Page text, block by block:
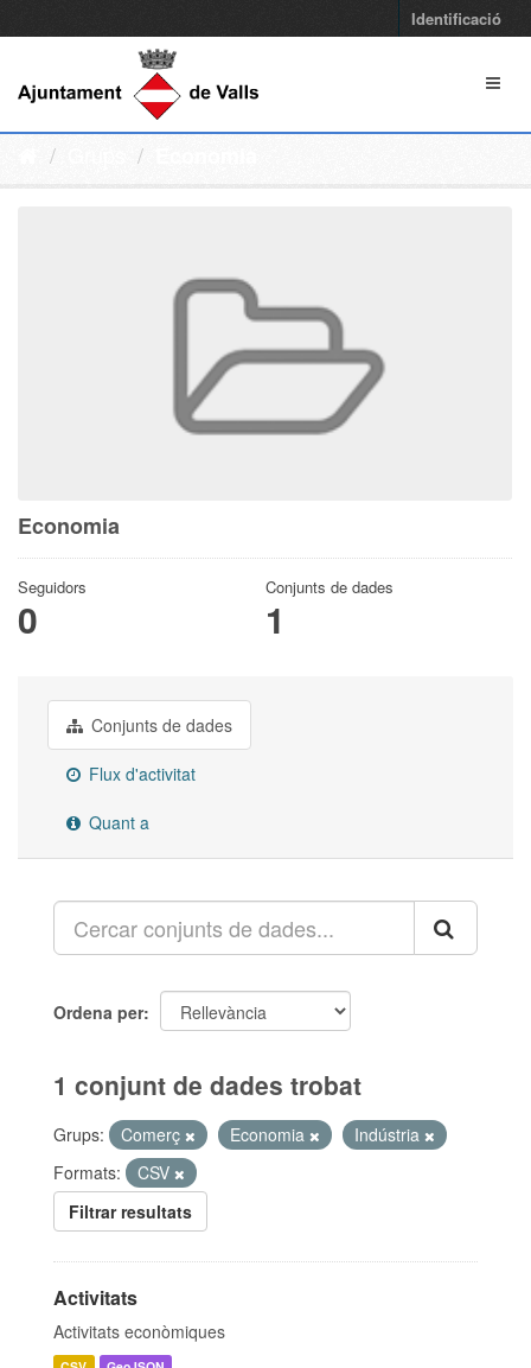
Identificació
Economia
Seguidors
0
Conjunts de dades
1
Conjunts de dades
Flux d'activitat
Quant a
Ordena per
1 conjunt de dades trobat
Grups: Comerç Economia
Indústria
Formats:
CSV
Filtrar resultats
Activitats
Activitats econòmiques